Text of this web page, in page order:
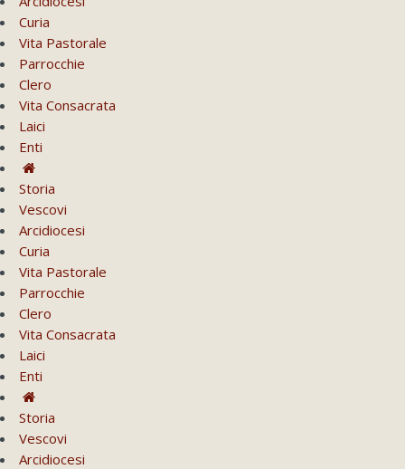
Curia
Vita Pastorale
Parrocchie
Clero
Vita Consacrata
Laici
Enti
Storia
Vescovi
Arcidiocesi
Curia
Vita Pastorale
Parrocchie
Clero
Vita Consacrata
Laici
Enti
Storia
Vescovi
Arcidiocesi